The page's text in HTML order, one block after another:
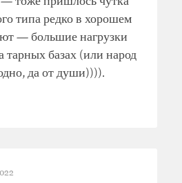
типа редко в хорошем
— большие нагрузки
тарных базах (или народ
да от души)))).